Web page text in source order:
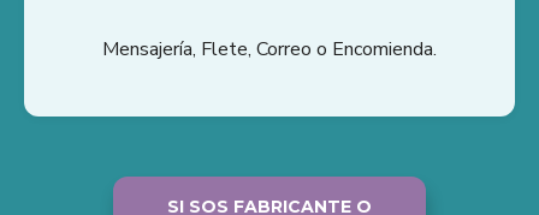
Mensajería, Flete, Correo o Encomienda.
SI SOS FABRICANTE O